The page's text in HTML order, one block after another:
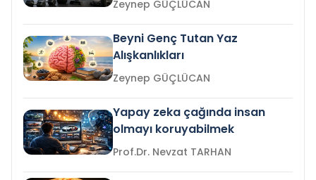
Zeynep GÜÇLÜCAN
Beyni Genç Tutan Yaz
Alışkanlıkları
Zeynep GÜÇLÜCAN
Yapay zeka çağında insan
olmayı koruyabilmek
Prof.Dr. Nevzat TARHAN